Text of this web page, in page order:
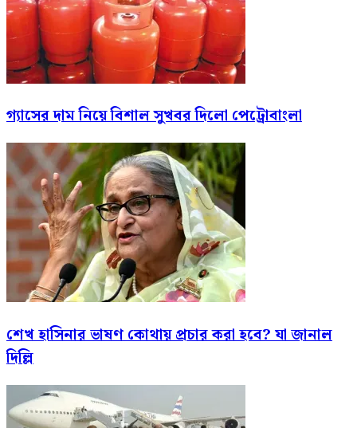
গ্যাসের দাম নিয়ে বিশাল সুখবর দিলো পেট্রোবাংলা
শেখ হাসিনার ভাষণ কোথায় প্রচার করা হবে? যা জানাল
দিল্লি